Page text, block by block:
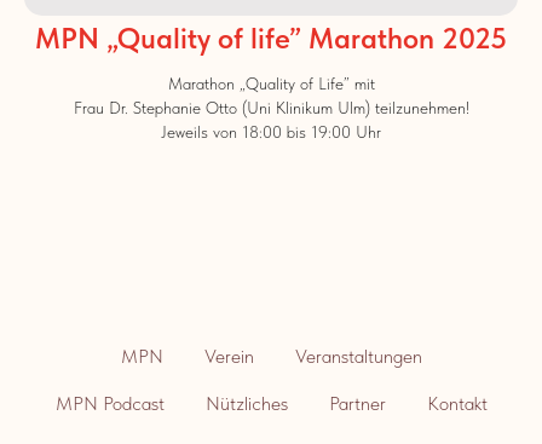
MPN „Quality of life” Marathon 2025
Marathon „Quality of Life” mit
Frau Dr. Stephanie Otto (Uni Klinikum Ulm) teilzunehmen!
Jeweils von 18:00 bis 19:00 Uhr
MPN Verein Veranstaltungen
MPN Podcast Nützliches Partner Kontakt